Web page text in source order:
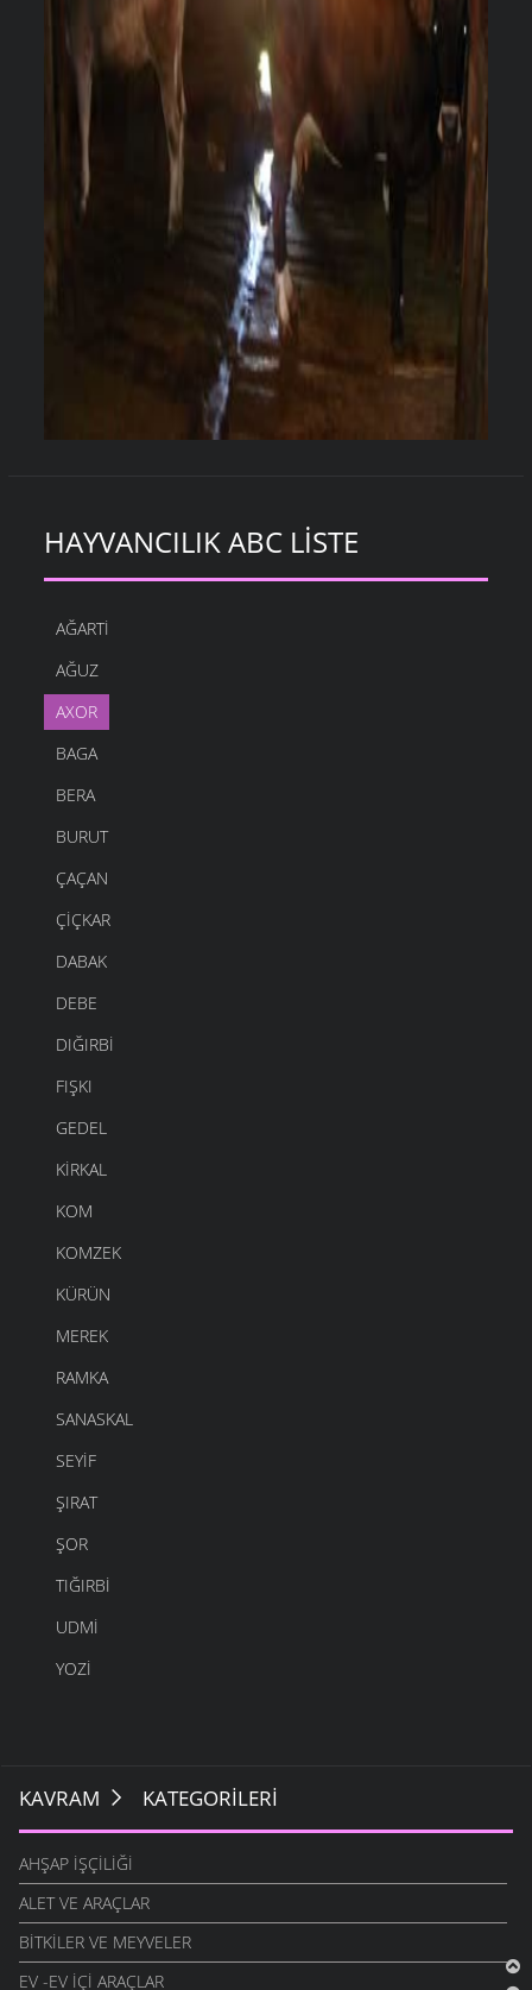
HAYVANCILIK ABC LISTE
AĞARTI
AĞUZ
AXOR
BAGA
BERA
BURUT
ÇAÇAN
ÇIÇKAR
DABAK
DEBE
DIĞIRBI
FIŞKI
GEDEL
KIRKAL
KOM
KOMZEK
KÜRÜN
MEREK
RAMKA
SANASKAL
SEYIF
ŞIRAT
ŞOR
TIĞIRBI
UDMI
YOZI
KAVRAM KATEGORILERI
AHŞAP İŞÇILIĞI
ALET VE ARAÇLAR
BITKILER VE MEYVELER
EV -EV İÇI ARAÇLAR